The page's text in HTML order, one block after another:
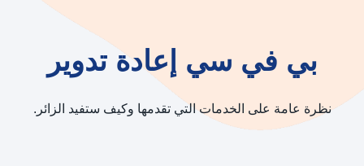
بي في سي إعادة تدوير
نظرة عامة على الخدمات التي تقدمها وكيف ستفيد الزائر.